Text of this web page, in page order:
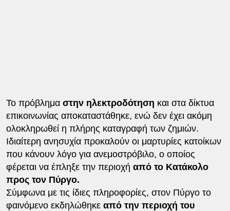
Το πρόβλημα στην ηλεκτροδότηση και στα δίκτυα
επικοινωνίας αποκαταστάθηκε, ενώ δεν έχει ακόμη
ολοκληρωθεί η πλήρης καταγραφή των ζημιών.
Ιδιαίτερη ανησυχία προκαλούν οι μαρτυρίες κατοίκων
που κάνουν λόγο για ανεμοστρόβιλο, ο οποίος
φέρεται να έπληξε την περιοχή από το Κατάκολο
προς τον Πύργο.
Σύμφωνα με τις ίδιες πληροφορίες, στον Πύργο το
φαινόμενο εκδηλώθηκε από την περιοχή του